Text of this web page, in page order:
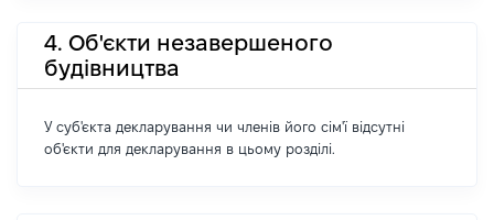
4. Об'єкти незавершеного
будівництва
У суб'єкта декларування чи членів його сім'ї відсутні
об'єкти для декларування в цьому розділі.